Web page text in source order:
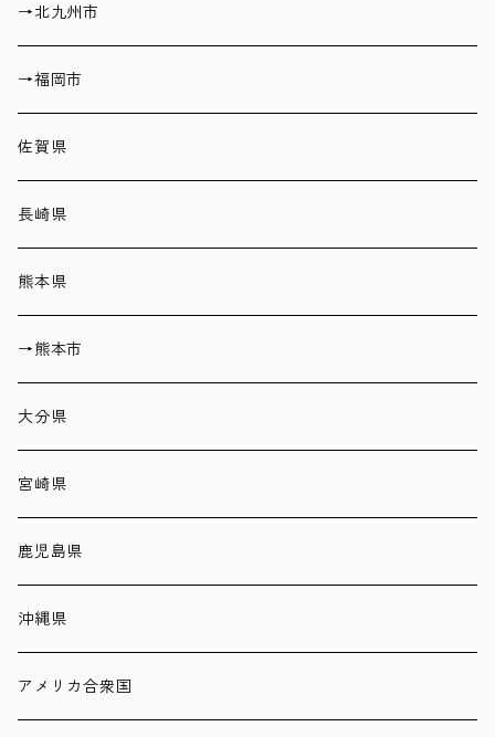
→北九州市
→福岡市
佐賀県
長崎県
熊本県
→熊本市
大分県
宮崎県
鹿児島県
沖縄県
アメリカ合衆国